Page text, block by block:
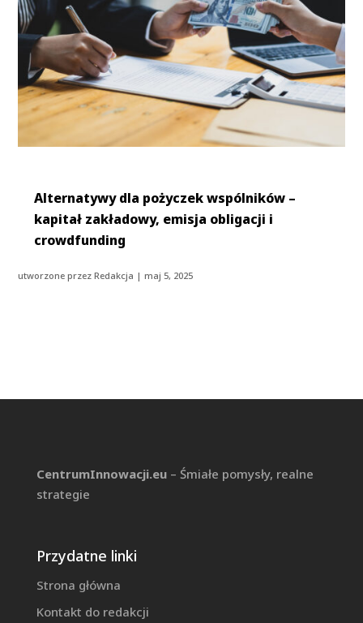
Alternatywy dla pożyczek wspólników –
kapitał zakładowy, emisja obligacji i
crowdfunding
utworzone przezRedakcja |maj 5, 2025
CentrumInnowacji.eu– Śmiałe pomysły, realne
strategie
Przydatne linki
Strona główna
Kontakt do redakcji